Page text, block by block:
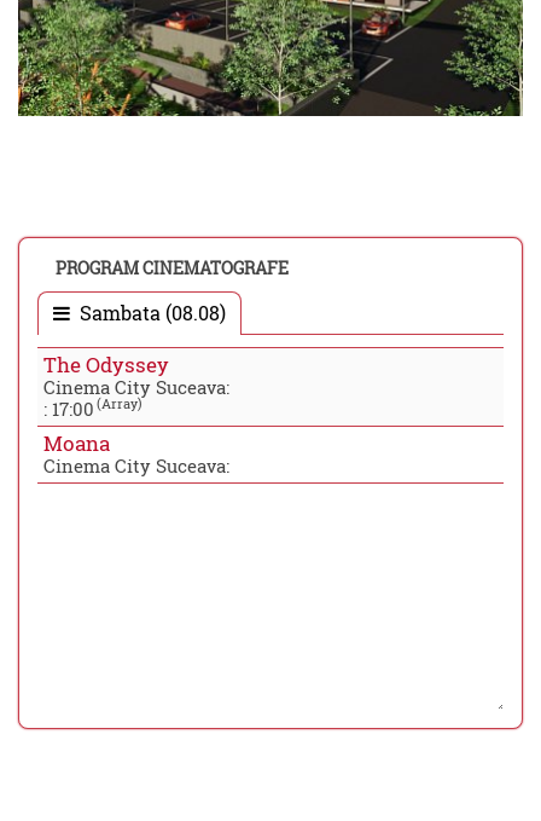
PROGRAM CINEMATOGRAFE
Sambata (08.08)
The Odyssey
Cinema City Suceava:
: 17:00 (Array)
Moana
Cinema City Suceava: